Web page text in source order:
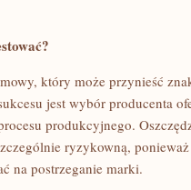
który może przynieść
jest wybór producenta
produkcyjnego.
ryzykowną,
na postrzeganie marki.